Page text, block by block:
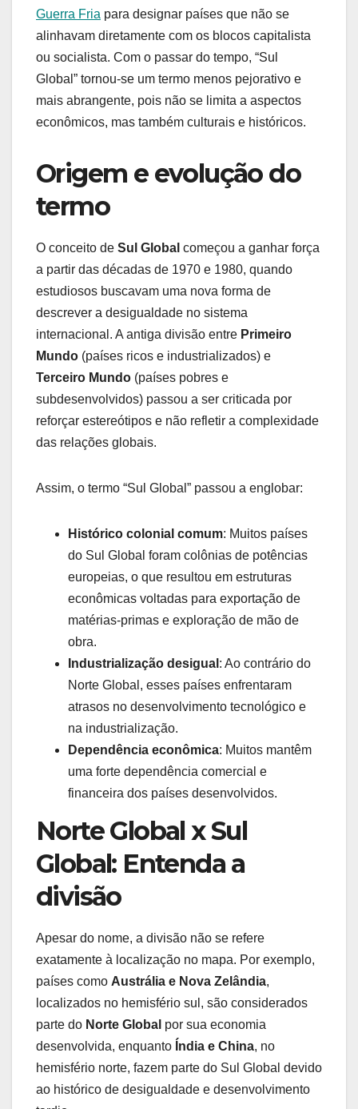
Guerra Fria para designar países que não se
alinhavam diretamente com os blocos capitalista
ou socialista. Com o passar do tempo, “Sul
Global” tornou-se um termo menos pejorativo e
mais abrangente, pois não se limita a aspectos
econômicos, mas também culturais e históricos.
Origem e evolução do
termo
O conceito de Sul Global começou a ganhar força
a partir das décadas de 1970 e 1980, quando
estudiosos buscavam uma nova forma de
descrever a desigualdade no sistema
internacional. A antiga divisão entre Primeiro
Mundo (países ricos e industrializados) e
Terceiro Mundo (países pobres e
subdesenvolvidos) passou a ser criticada por
reforçar estereótipos e não refletir a complexidade
das relações globais.
Assim, o termo “Sul Global” passou a englobar:
Histórico colonial comum: Muitos países
do Sul Global foram colônias de potências
europeias, o que resultou em estruturas
econômicas voltadas para exportação de
matérias-primas e exploração de mão de
obra.
Industrialização desigual : Ao contrário do
Norte Global, esses países enfrentaram
atrasos no desenvolvimento tecnológico e
na industrialização.
Dependência econômica: Muitos mantêm
uma forte dependência comercial e
financeira dos países desenvolvidos.
Norte Global x Sul
Global: Entenda a
divisão
Apesar do nome, a divisão não se refere
exatamente à localização no mapa. Por exemplo,
países como Austrália e Nova Zelândia,
localizados no hemisfério sul, são considerados
parte do Norte Global por sua economia
desenvolvida, enquanto Índia e China, no
hemisfério norte, fazem parte do Sul Global devido
ao histórico de desigualdade e desenvolvimento